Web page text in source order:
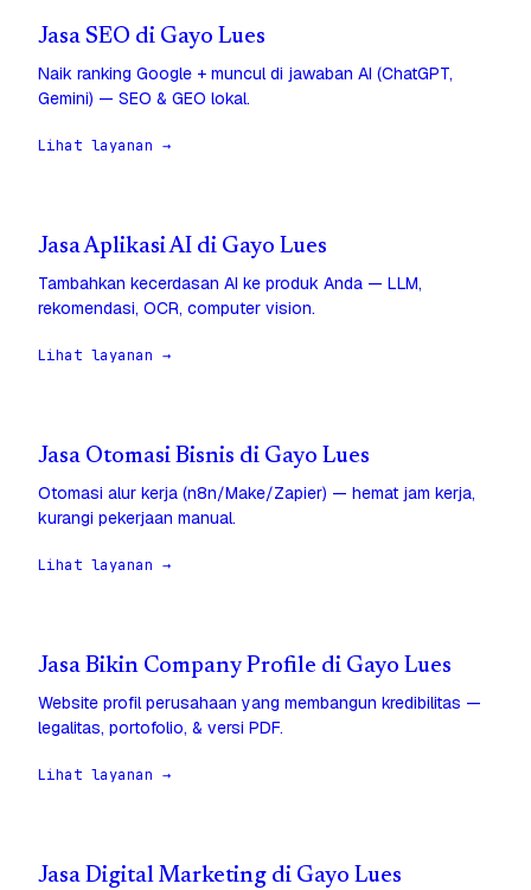
Jasa SEO di Gayo Lues
Naik ranking Google + muncul di jawaban AI (ChatGPT,
Gemini) — SEO & GEO lokal.
Lihat layanan →
Jasa Aplikasi AI di Gayo Lues
Tambahkan kecerdasan AI ke produk Anda — LLM,
rekomendasi, OCR, computer vision.
Lihat layanan →
Jasa Otomasi Bisnis di Gayo Lues
Otomasi alur kerja (n8n/Make/Zapier) — hemat jam kerja,
kurangi pekerjaan manual.
Lihat layanan →
Jasa Bikin Company Profile di Gayo Lues
Website profil perusahaan yang membangun kredibilitas —
legalitas, portofolio, & versi PDF.
Lihat layanan →
Jasa Digital Marketing di Gayo Lues